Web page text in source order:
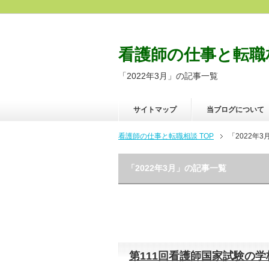
看護師の仕事と転職
「2022年3月」の記事一覧
サイトマップ 当ブログについて
看護師の仕事と転職相談 TOP 「2022年3
「2022年3月」の記事一覧
第111回看護師国家試験の